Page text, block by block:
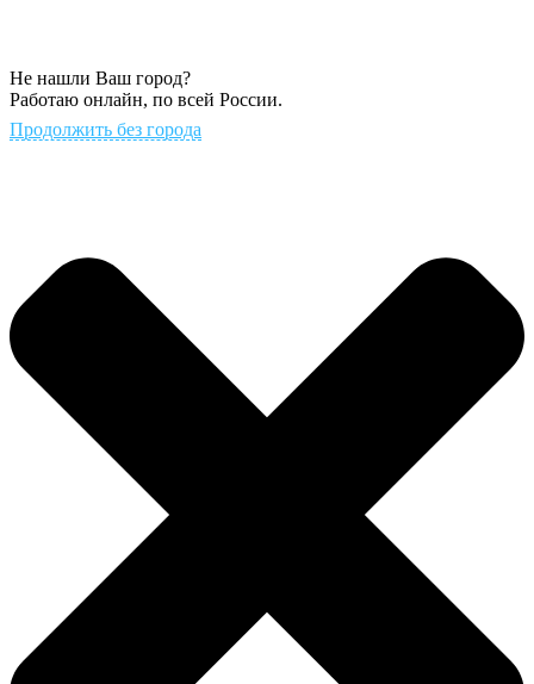
Не нашли Ваш город?
Работаю онлайн, по всей России.
Продолжить без города